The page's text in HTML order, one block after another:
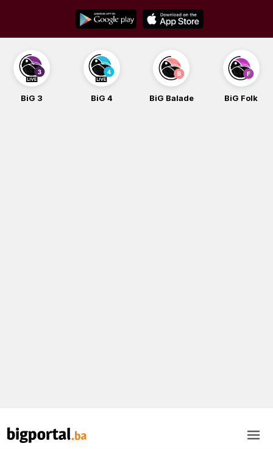
content
BiG 3 BiG 4 BiG Balade BiG Folk